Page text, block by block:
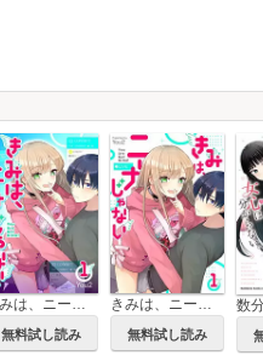
きみは、ニーナじゃない【単話版】
無料試し読み
きみは、ニーナじゃない
無料試し読み